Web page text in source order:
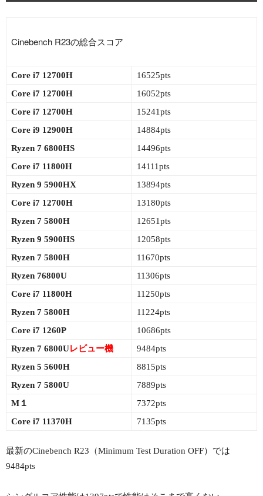
Cinebench R23の総合スコア
Core i7 12700H
16525pts
Core i7 12700H
16052pts
Core i7 12700H
15241pts
Core i9 12900H
14884pts
Ryzen 7 6800HS
14496pts
Core i7 11800H
14111pts
Ryzen 9 5900HX
13894pts
Core i7 12700H
13180pts
Ryzen 7 5800H
12651pts
Ryzen 9 5900HS
12058pts
Ryzen 7 5800H
11670pts
Ryzen 76800U
11306pts
Core i7 11800H
11250pts
Ryzen 7 5800H
11224pts
Core i7 1260P
10686pts
Ryzen 7 6800Uレビュー機
9484pts
Ryzen 5 5600H
8815pts
Ryzen 7 5800U
7889pts
M１
7372pts
Core i7 11370H
7135pts
最新のCinebench R23（Minimum Test Duration OFF）では
9484pts